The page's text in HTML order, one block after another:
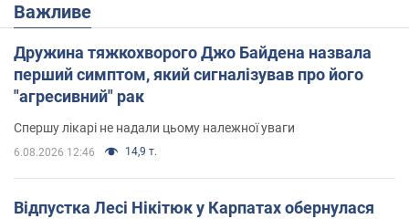
Важливе
Дружина тяжкохворого Джо Байдена назвала
перший симптом, який сигналізував про його
"агресивний" рак
Спершу лікарі не надали цьому належної уваги
6.08.2026 12:46 14,9 т.
Відпустка Лесі Нікітюк у Карпатах обернулася